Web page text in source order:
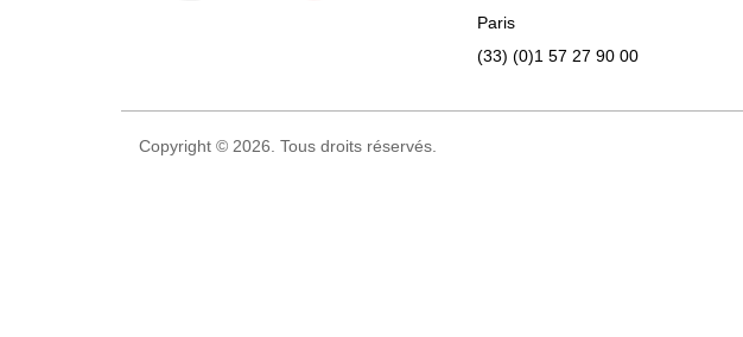
Paris
(33) (0)1 57 27 90 00
Copyright © 2026. Tous droits réservés.